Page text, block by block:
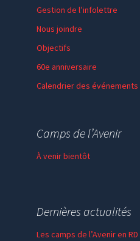
Gestion de l’infolettre
Nous joindre
Objectifs
60e anniversaire
Calendrier des événements
Faire un don
Camps de l’Avenir
À venir bientôt
Dernières actualités
Les camps de l’Avenir en RD